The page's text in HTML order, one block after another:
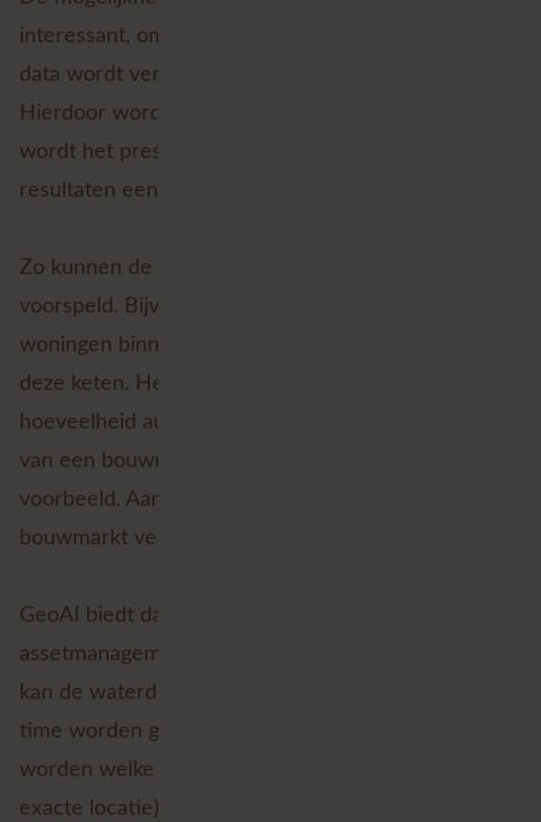
interessant, omdat zowel de input- als de output-
data wordt verrijkt met het ruimtelijke component.
Hierdoor wordt de data een stuk dynamischer en
wordt het presenteren en interpreteren van de
resultaten een stuk eenvoudiger!
Zo kunnen de sales van een fastfoodketen worden
voorspeld. Bijvoorbeeld door te berekenen hoeveel
woningen binnen een kwartier bereikbaar zijn vanaf
deze keten. Het herkennen van de gemiddelde
hoeveelheid auto’s per week op de parkeergarage
van een bouwmarkt, dat is ook een interessant
voorbeeld. Aan de hand van die data kan een
bouwmarkt veel gerichter actie ondernemen.
GeoAI biedt daarnaast kansen voor
assetmanagement. Met behulp van IoT-sensoren
kan de waterdruk in een leidingennetwerk in real-
time worden gemeten, waarmee voorspeld kan
worden welke delen van het netwerk (inclusief
exacte locatie) het meest waarschijnlijk zijn om op